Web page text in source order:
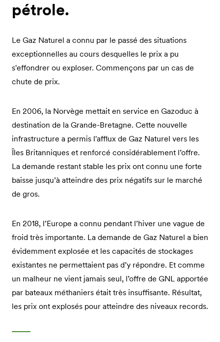
pétrole.
Le Gaz Naturel a connu par le passé des situations
exceptionnelles au cours desquelles le prix a pu
s'effondrer ou exploser. Commençons par un cas de
chute de prix.
En 2006, la Norvège mettait en service en Gazoduc à
destination de la Grande-Bretagne. Cette nouvelle
infrastructure a permis l'afflux de Gaz Naturel vers les
Îles Britanniques et renforcé considérablement l’offre.
La demande restant stable les prix ont connu une forte
baisse jusqu’à atteindre des prix négatifs sur le marché
de gros.
En 2018, l’Europe a connu pendant l’hiver une vague de
froid très importante. La demande de Gaz Naturel a bien
évidemment explosée et les capacités de stockages
existantes ne permettaient pas d’y répondre. Et comme
un malheur ne vient jamais seul, l’offre de GNL apportée
par bateaux méthaniers était très insuffisante. Résultat,
les prix ont explosés pour atteindre des niveaux records.